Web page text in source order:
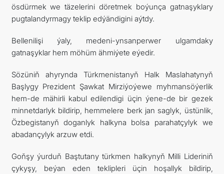
ösdürmek we täzelerini döretmek boýunça gatnaşyklary
pugtalandyrmagy teklip edýändigini aýtdy.
Bellenilişi ýaly, medeni-ynsanperwer ulgamdaky
gatnaşyklar hem möhüm ähmiýete eýedir.
Sözüniň ahyrynda Türkmenistanyň Halk Maslahatynyň
Başlygy Prezident Şawkat Mirziýoýewe myhmansöýerlik
hem-de mähirli kabul edilendigi üçin ýene-de bir gezek
minnetdarlyk bildirip, hemmelere berk jan saglyk, üstünlik,
Özbegistanyň doganlyk halkyna bolsa parahatçylyk we
abadançylyk arzuw etdi.
Goňşy ýurduň Baştutany türkmen halkynyň Milli Lideriniň
çykyşy, beýan eden teklipleri üçin hoşallyk bildirip,